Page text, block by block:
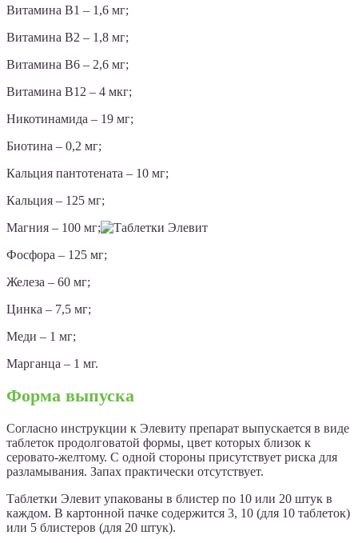
Витамина B1 – 1,6 мг;
Витамина B2 – 1,8 мг;
Витамина B6 – 2,6 мг;
Витамина B12 – 4 мкг;
Никотинамида – 19 мг;
Биотина – 0,2 мг;
Кальция пантотената – 10 мг;
Кальция – 125 мг;
Магния – 100 мг;
Фосфора – 125 мг;
Железа – 60 мг;
Цинка – 7,5 мг;
Меди – 1 мг;
Марганца – 1 мг.
Форма выпуска
Согласно инструкции к Элевиту препарат выпускается в виде
таблеток продолговатой формы, цвет которых близок к
серовато-желтому. С одной стороны присутствует риска для
разламывания. Запах практически отсутствует.
Таблетки Элевит упакованы в блистер по 10 или 20 штук в
каждом. В картонной пачке содержится 3, 10 (для 10 таблеток)
или 5 блистеров (для 20 штук).